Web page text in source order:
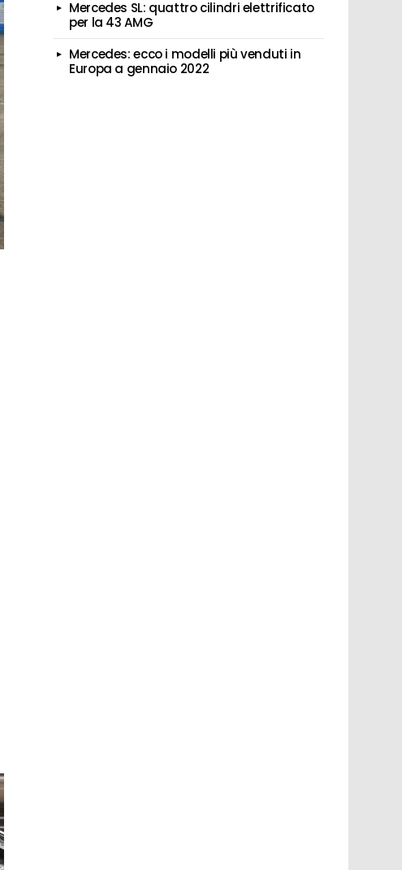
Mercedes SL: quattro cilindri elettrificato
per la 43 AMG
Mercedes: ecco i modelli più venduti in
Europa a gennaio 2022